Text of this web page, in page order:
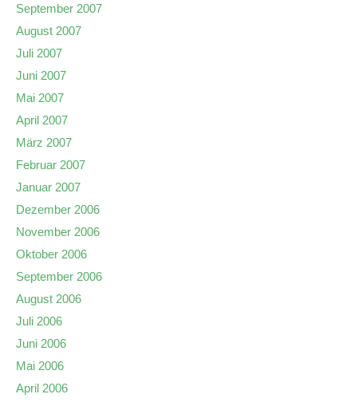
September 2007
August 2007
Juli 2007
Juni 2007
Mai 2007
April 2007
März 2007
Februar 2007
Januar 2007
Dezember 2006
November 2006
Oktober 2006
September 2006
August 2006
Juli 2006
Juni 2006
Mai 2006
April 2006